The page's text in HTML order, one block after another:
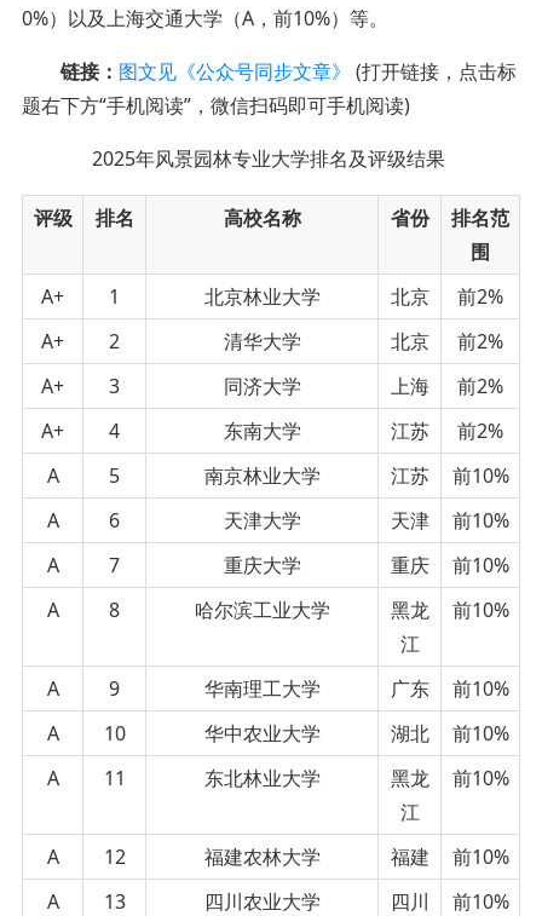
0%）以及上海交通大学（A，前10%）等。
链接： 图文见《公众号同步文章》 (打开链接，点击标
题右下方“手机阅读”，微信扫码即可手机阅读)
2025年风景园林专业大学排名及评级结果
评级 排名 高校名称 省份
排名范
围
A+
1 北京林业大学 北京
前2%
A+
2 清华大学 北京
前2%
A+
3 同济大学 上海
前2%
A+
4 东南大学 江苏
前2%
A
5 南京林业大学 江苏
前10%
A
6 天津大学 天津
前10%
A
7 重庆大学 重庆
前10%
A
8 哈尔滨工业大学
黑龙
江
前10%
A 9 华南理工大学 广东
前10%
A
10 华中农业大学 湖北
前10%
A
11 东北林业大学
黑龙
江
前10%
A 12 福建农林大学 福建
前10%
A
13 四川农业大学 四川
前10%